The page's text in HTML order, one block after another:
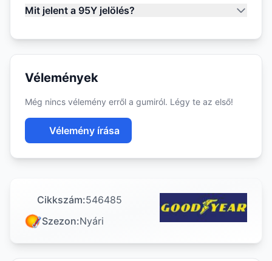
Mit jelent a 95Y jelölés?
Vélemények
Még nincs vélemény erről a gumiról. Légy te az első!
Vélemény írása
Cikkszám:546485
Szezon:Nyári